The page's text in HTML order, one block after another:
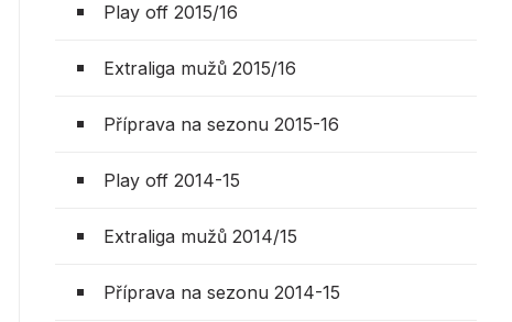
Play off 2015/16
Extraliga mužů 2015/16
Příprava na sezonu 2015-16
Play off 2014-15
Extraliga mužů 2014/15
Příprava na sezonu 2014-15